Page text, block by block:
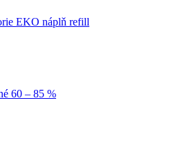
EKO náplň refill
60 – 85 %